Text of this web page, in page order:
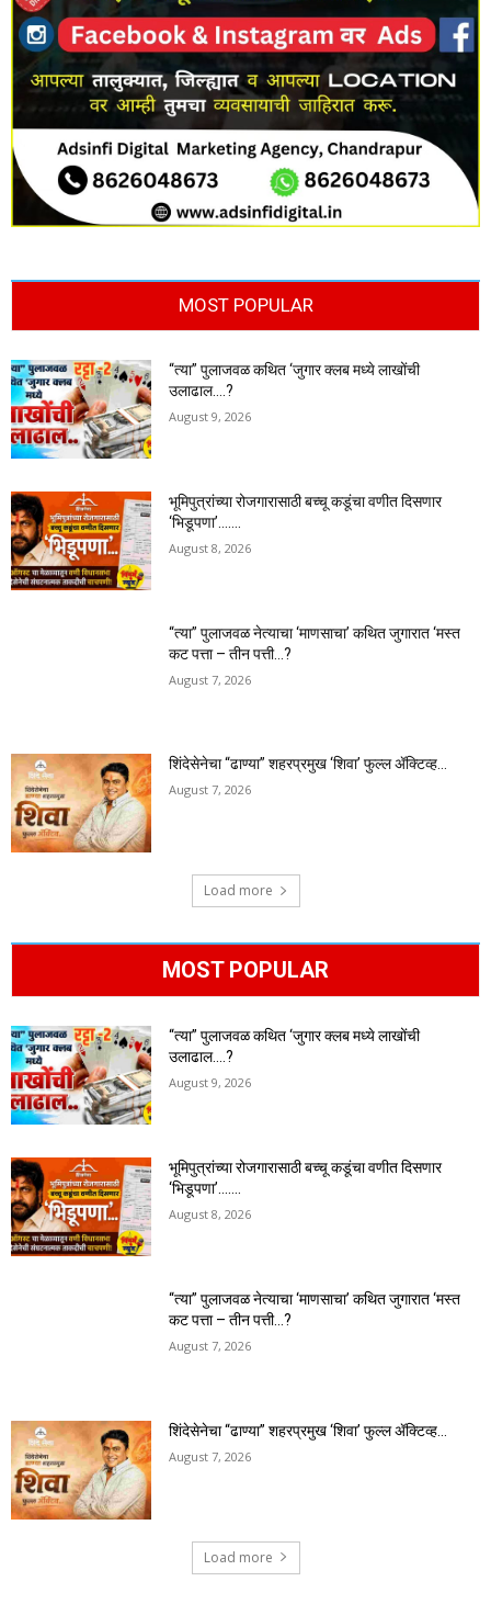
MOST POPULAR
“त्या” पुलाजवळ कथित ‘जुगार क्लब मध्ये लाखोंची
उलाढाल….?
August 9, 2026
भूमिपुत्रांच्या रोजगारासाठी बच्चू कडूंचा वणीत दिसणार
‘भिडूपणा’…….
August 8, 2026
“त्या” पुलाजवळ नेत्याचा ‘माणसाचा’ कथित जुगारात ‘मस्त
कट पत्ता – तीन पत्ती…?
August 7, 2026
शिंदेसेनेचा “ढाण्या” शहरप्रमुख ‘शिवा’ फुल्ल ॲक्टिव्ह…
August 7, 2026
Load more
MOST POPULAR
“त्या” पुलाजवळ कथित ‘जुगार क्लब मध्ये लाखोंची
उलाढाल….?
August 9, 2026
भूमिपुत्रांच्या रोजगारासाठी बच्चू कडूंचा वणीत दिसणार
‘भिडूपणा’…….
August 8, 2026
“त्या” पुलाजवळ नेत्याचा ‘माणसाचा’ कथित जुगारात ‘मस्त
कट पत्ता – तीन पत्ती…?
August 7, 2026
शिंदेसेनेचा “ढाण्या” शहरप्रमुख ‘शिवा’ फुल्ल ॲक्टिव्ह…
August 7, 2026
Load more